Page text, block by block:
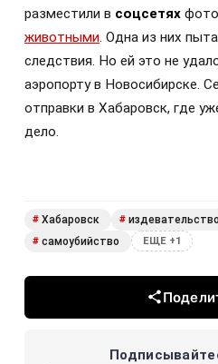
разместили в соцсетях
животными. Одна из них
следствия. Но ей это не
аэропорту в Новосибирске.
отправки в Хабаровск, где
дело.
# Хабаровск # издевательство
# самоубийство ЕЩЕ +1